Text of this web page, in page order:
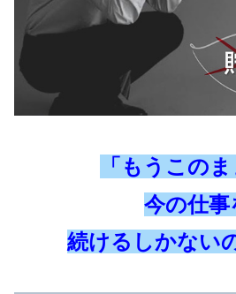
「もうこの
今の仕事
続けるしかない